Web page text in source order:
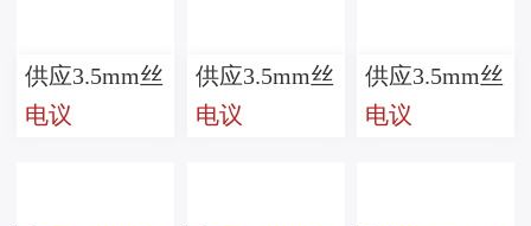
供应3.5mm丝
印玻璃
电议
供应3.5mm丝
印玻璃
电议
供应3.5mm丝
印玻璃
电议